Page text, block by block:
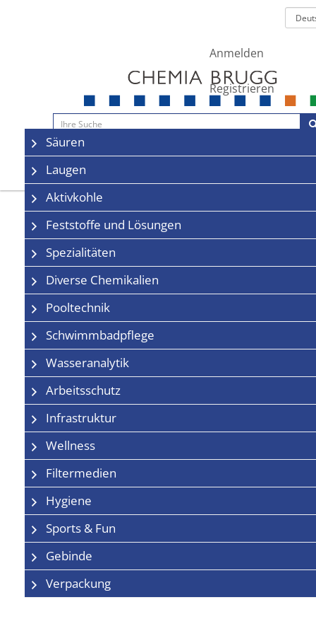
Anmelden
Registrieren
Navigation
Säuren
Laugen
Aktivkohle
Feststoffe und Lösungen
Spezialitäten
Diverse Chemikalien
Pooltechnik
Schwimmbadpflege
Wasseranalytik
Arbeitsschutz
Infrastruktur
Wellness
Filtermedien
Hygiene
Sports & Fun
Gebinde
Verpackung